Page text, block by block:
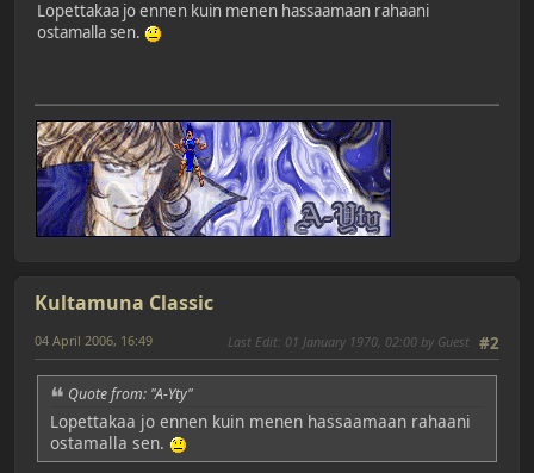
Lopettakaa jo ennen kuin menen hassaamaan rahaani
ostamalla sen.
Kultamuna Classic
#2
04 April 2006, 16:49 Last Edit: 01 January 1970, 02:00 by Guest
Quote from: "A-Yty"
Lopettakaa jo ennen kuin menen hassaamaan rahaani
ostamalla sen.